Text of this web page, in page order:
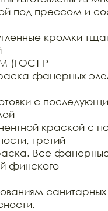
под прессом и
кромки
(ГОСТ Р
фанерных
с
краской с
третий
Все
финского